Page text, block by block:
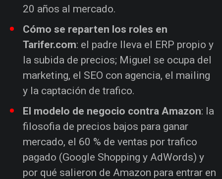
20 años al mercado.
Cómo se reparten los roles en
Tarifer.com: el padre lleva el ERP propio y
la subida de precios; Miguel se ocupa del
marketing, el SEO con agencia, el mailing
y la captación de trafico.
El modelo de negocio contra Amazon: la
filosofia de precios bajos para ganar
mercado, el 60 % de ventas por trafico
pagado (Google Shopping y AdWords) y
por qué salieron de Amazon para entrar en